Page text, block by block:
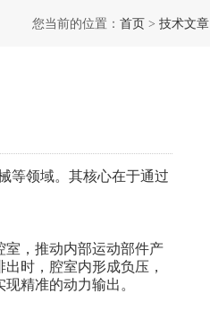
您当前的位置： 首页 > 技术文章
等领域。其核心在于通过
，推动内部运动部件产
时，腔室内形成负压，
精准的动力输出。